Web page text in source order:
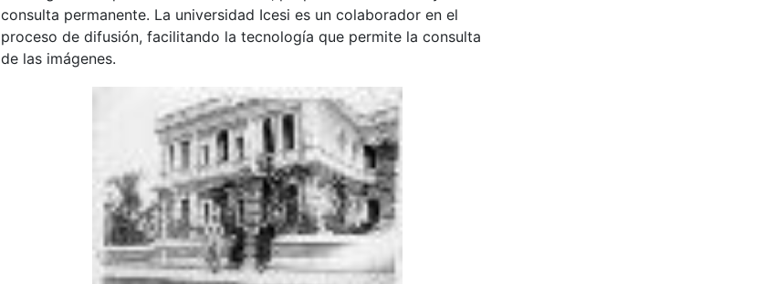
consulta permanente. La universidad Icesi es un colaborador en el
proceso de difusión, facilitando la tecnología que permite la consulta
de las imágenes.